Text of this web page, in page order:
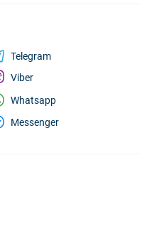
Telegram
Viber
Whatsapp
Messenger